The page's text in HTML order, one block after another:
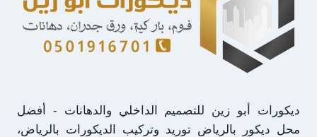
ديكورات أبو زين للتصميم الداخلي والدهانات - أفضل
محل ديكور بالرياض توريد وتركيب الديكورات بالرياض،